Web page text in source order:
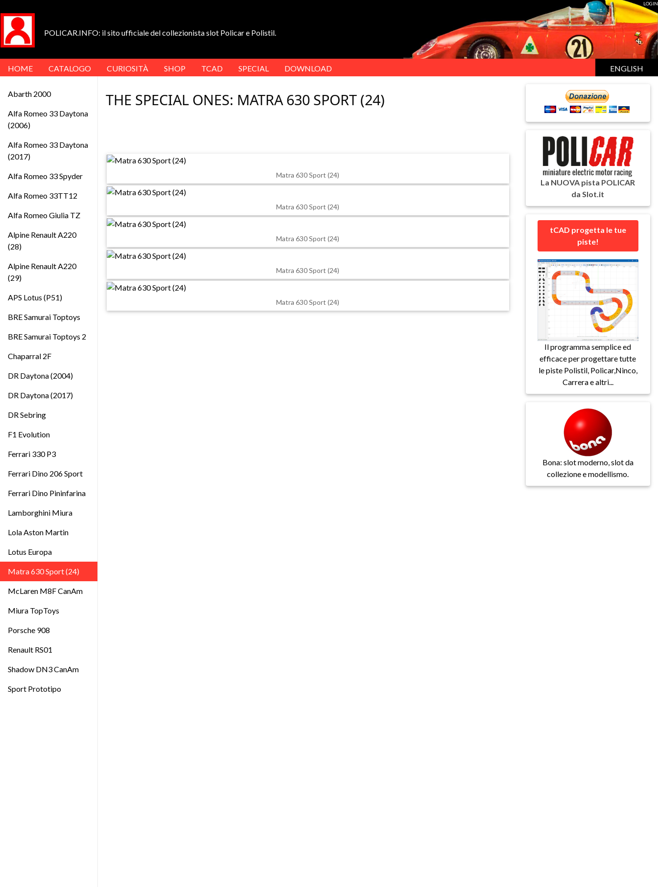
LOGIN
POLICAR.INFO: il sito ufficiale del collezionista slot Policar e Polistil.
HOME CATALOGO CURIOSITÀ SHOP TCAD SPECIAL DOWNLOAD ENGLISH
Abarth 2000
Alfa Romeo 33 Daytona
(2006)
Alfa Romeo 33 Daytona
(2017)
Alfa Romeo 33 Spyder
Alfa Romeo 33TT12
Alfa Romeo Giulia TZ
Alpine Renault A220
(28)
Alpine Renault A220
(29)
APS Lotus (P51)
BRE Samurai Toptoys
BRE Samurai Toptoys 2
Chaparral 2F
DR Daytona (2004)
DR Daytona (2017)
DR Sebring
F1 Evolution
Ferrari 330 P3
Ferrari Dino 206 Sport
Ferrari Dino Pininfarina
Lamborghini Miura
Lola Aston Martin
Lotus Europa
Matra 630 Sport (24)
McLaren M8F CanAm
Miura TopToys
Porsche 908
Renault RS01
Shadow DN3 CanAm
Sport Prototipo
THE SPECIAL ONES: MATRA 630 SPORT (24)
Matra 630 Sport (24)
Matra 630 Sport (24)
Matra 630 Sport (24)
Matra 630 Sport (24)
Matra 630 Sport (24)
La NUOVA pista POLICAR
da Slot.it
tCAD progetta le tue
piste!
Il programma semplice ed
efficace per progettare tutte
le piste Polistil, Policar,Ninco,
Carrera e altri...
Bona: slot moderno, slot da
collezione e modellismo.